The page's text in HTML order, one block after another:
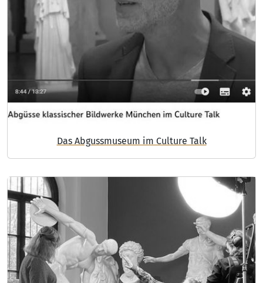
DIGITAL
MUSEUM
Das Abgussmuseum im Culture Talk